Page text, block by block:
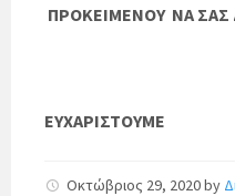
ΠΡΟΚΕΙΜΕΝΟΥ ΝΑ
ΕΥΧΑΡΙΣΤΟΥΜΕ
Οκτώβριος 29, 2020by